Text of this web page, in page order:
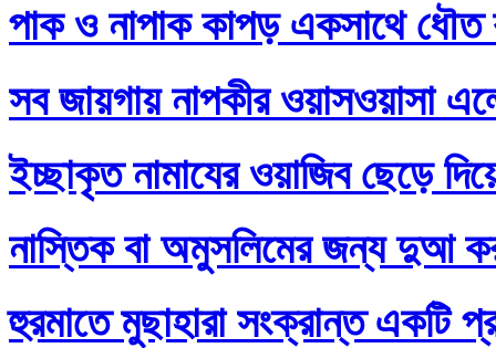
পাক ও নাপাক কাপড় একসাথে ধৌত
সব জায়গায় নাপকীর ওয়াসওয়াসা
ইচ্ছাকৃত নামাযের ওয়াজিব ছেড়ে
নাস্তিক বা অমুসলিমের জন্য দুআ
হুরমাতে মুছাহারা সংক্রান্ত একটি